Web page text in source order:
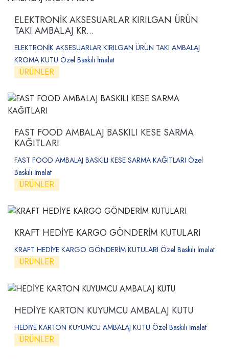
ELEKTRONİK AKSESUARLAR KIRILGAN ÜRÜN
TAKI AMBALAJ KR...
ELEKTRONİK AKSESUARLAR KIRILGAN ÜRÜN TAKI AMBALAJ
KROMA KUTU Özel Baskılı İmalat
ÜRÜNLER
FAST FOOD AMBALAJ BASKILI KESE SARMA
KAĞITLARI
FAST FOOD AMBALAJ BASKILI KESE SARMA KAĞITLARI Özel
Baskılı İmalat
ÜRÜNLER
KRAFT HEDİYE KARGO GÖNDERİM KUTULARI
KRAFT HEDİYE KARGO GÖNDERİM KUTULARI Özel Baskılı İmalat
ÜRÜNLER
HEDİYE KARTON KUYUMCU AMBALAJ KUTU
HEDİYE KARTON KUYUMCU AMBALAJ KUTU Özel Baskılı İmalat
ÜRÜNLER